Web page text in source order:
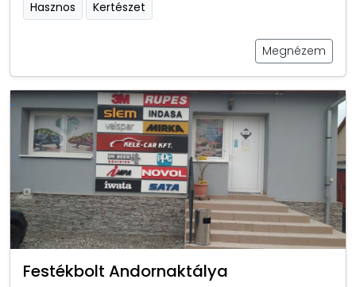
Hasznos Kertészet
Megnézem
Festékbolt Andornaktálya